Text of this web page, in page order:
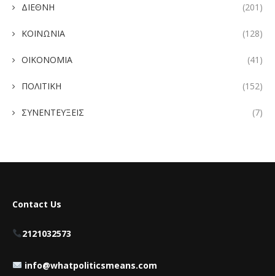
ΔΙΕΘΝΗ (201)
ΚΟΙΝΩΝΙΑ (128)
ΟΙΚΟΝΟΜΙΑ (41)
ΠΟΛΙΤΙΚΗ (152)
ΣΥΝΕΝΤΕΥΞΕΙΣ (7)
Contact Us
2121032573
info@whatpoliticsmeans.com